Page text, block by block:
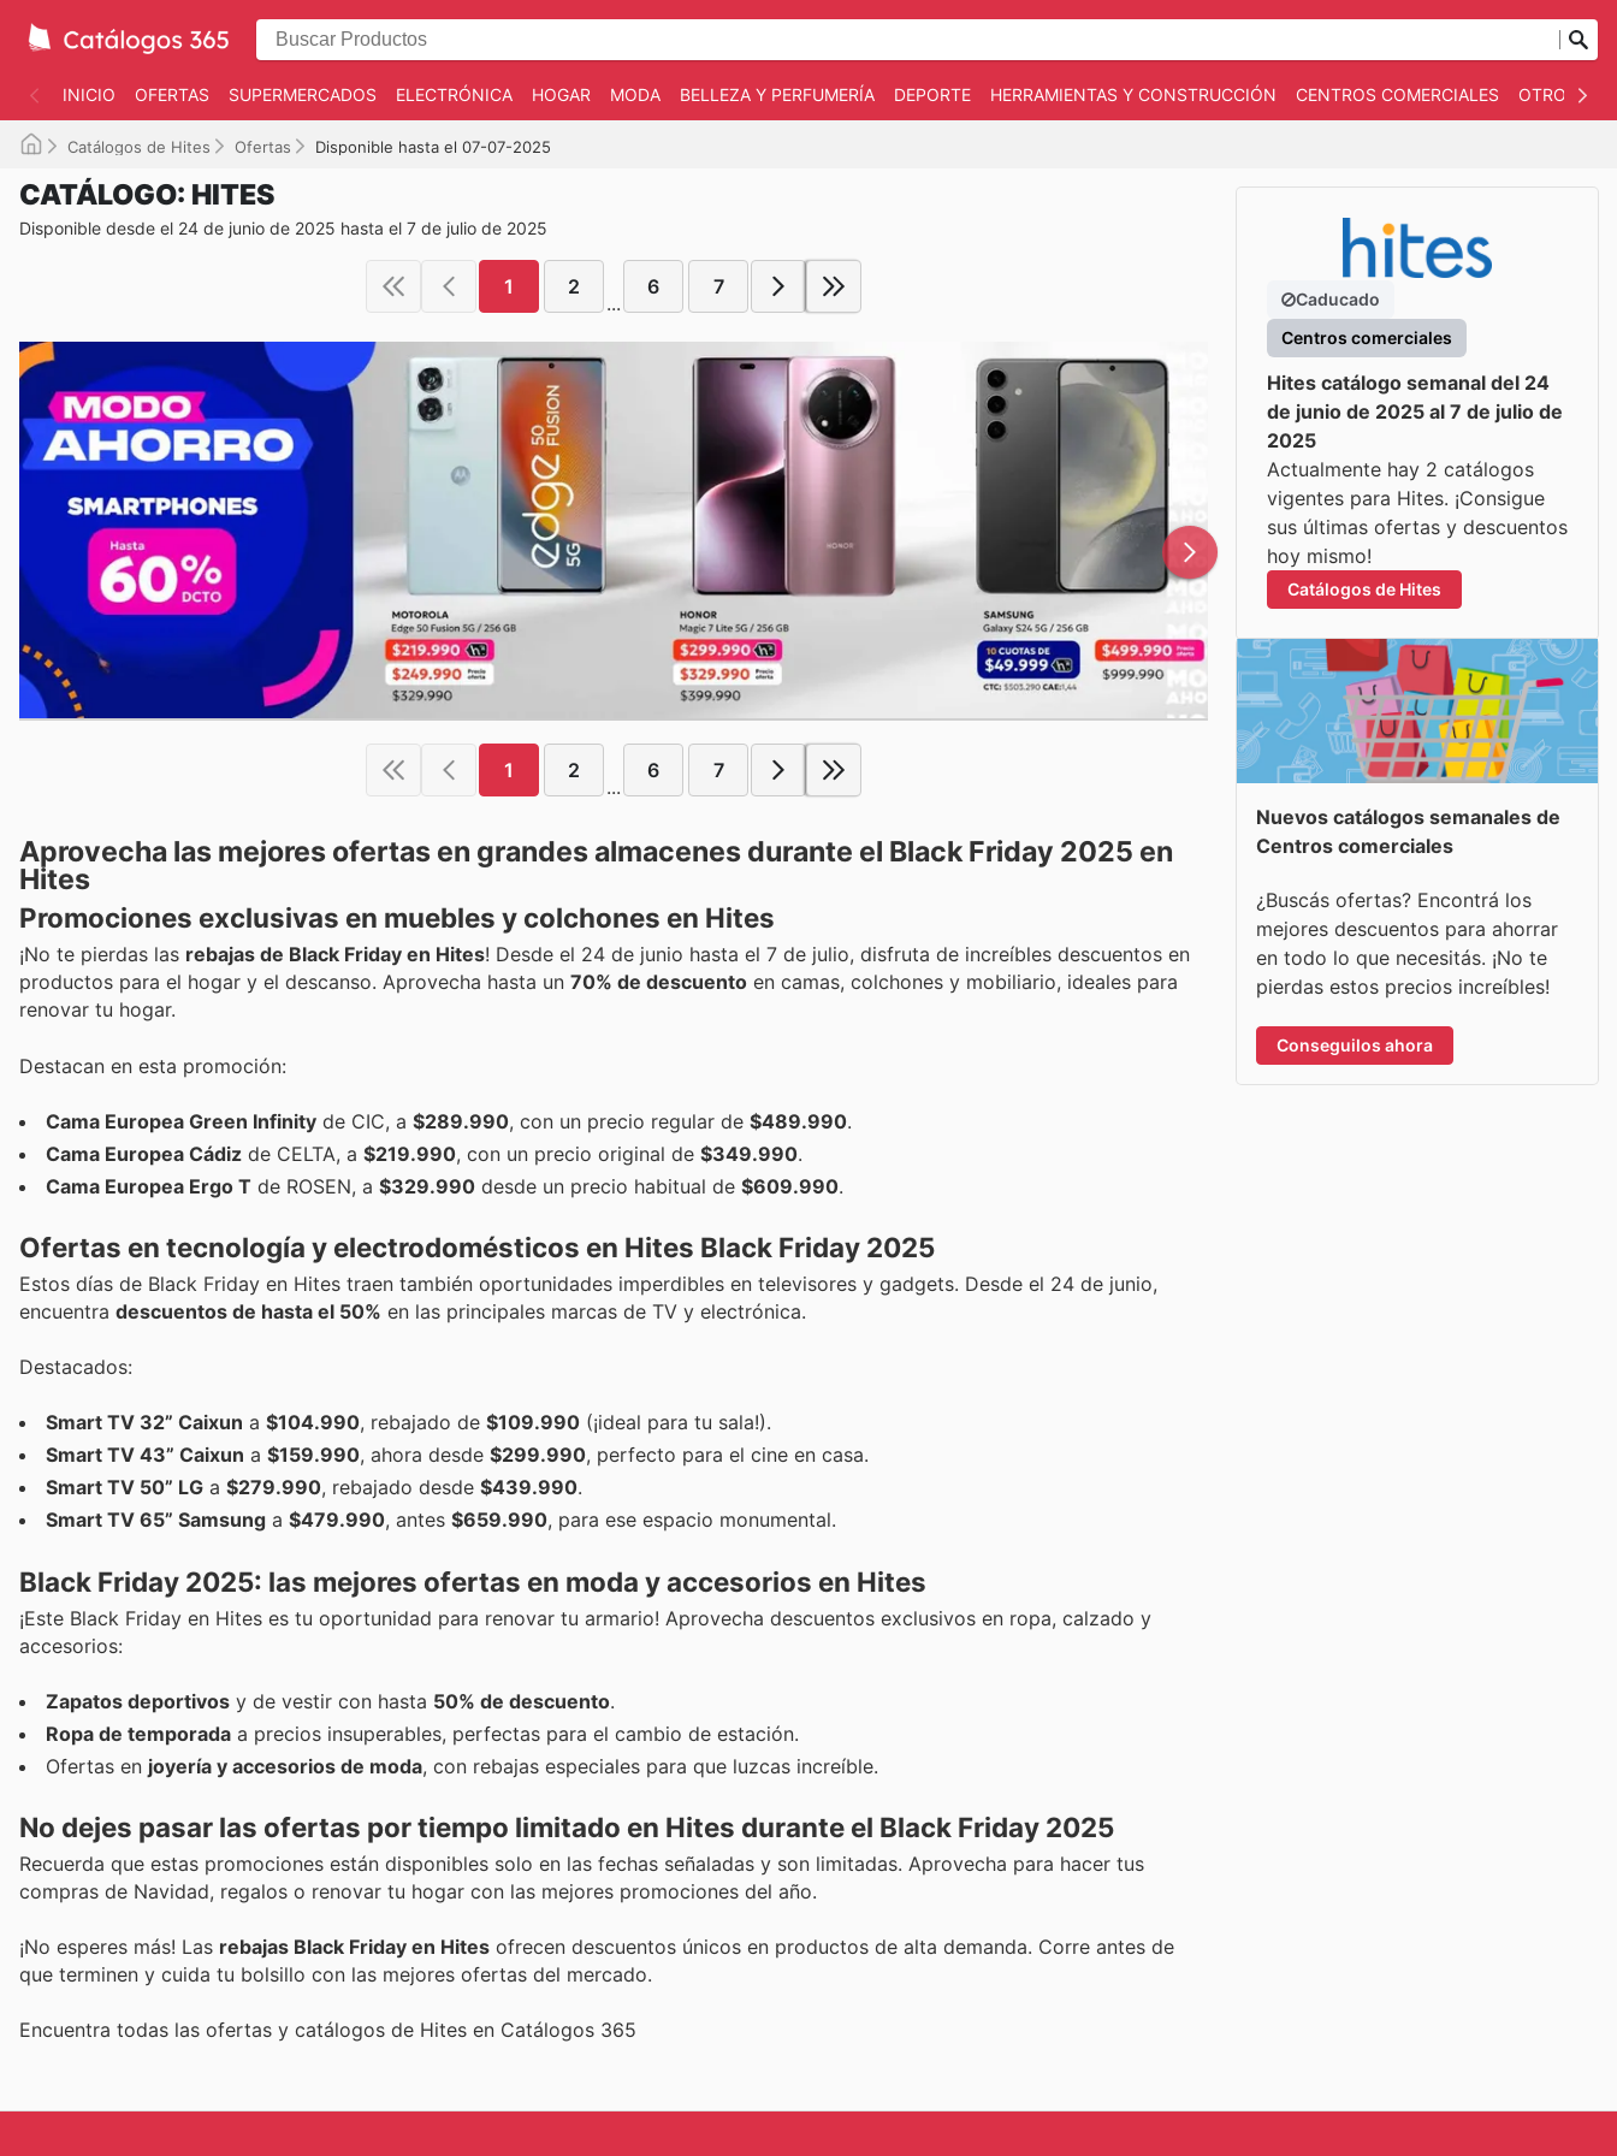
INICIO OFERTAS SUPERMERCADOS ELECTRÓNICA HOGAR MODA BELLEZA Y PERFUMERÍA DEPORTE HERRAMIENTAS Y CONSTRUCCIÓN CENTROS COMERCIALES OTROS
Catálogos de Hites Ofertas Disponible hasta el 07-07-2025
CATÁLOGO: HITES
Disponible desde el 24 de junio de 2025 hasta el 7 de julio de 2025
1 2
...
6 7
1 2
...
6 7
Aprovecha las mejores ofertas en grandes almacenes durante el Black Friday 2025 en
Hites
Promociones exclusivas en muebles y colchones en Hites
¡No te pierdas las rebajas de Black Friday en Hites! Desde el 24 de junio hasta el 7 de julio, disfruta de increíbles descuentos en
productos para el hogar y el descanso. Aprovecha hasta un 70% de descuento en camas, colchones y mobiliario, ideales para
renovar tu hogar.
Destacan en esta promoción:
Cama Europea Green Infinity de CIC, a $289.990, con un precio regular de $489.990.
Cama Europea Cádiz de CELTA, a $219.990, con un precio original de $349.990.
Cama Europea Ergo T de ROSEN, a $329.990 desde un precio habitual de $609.990.
Ofertas en tecnología y electrodomésticos en Hites Black Friday 2025
Estos días de Black Friday en Hites traen también oportunidades imperdibles en televisores y gadgets. Desde el 24 de junio,
encuentra descuentos de hasta el 50% en las principales marcas de TV y electrónica.
Destacados:
Smart TV 32” Caixun a $104.990, rebajado de $109.990 (¡ideal para tu sala!).
Smart TV 43” Caixun a $159.990, ahora desde $299.990, perfecto para el cine en casa.
Smart TV 50” LG a $279.990, rebajado desde $439.990.
Smart TV 65” Samsung a $479.990, antes $659.990, para ese espacio monumental.
Black Friday 2025: las mejores ofertas en moda y accesorios en Hites
¡Este Black Friday en Hites es tu oportunidad para renovar tu armario! Aprovecha descuentos exclusivos en ropa, calzado y
accesorios:
Zapatos deportivos y de vestir con hasta 50% de descuento.
Ropa de temporada a precios insuperables, perfectas para el cambio de estación.
Ofertas en joyería y accesorios de moda, con rebajas especiales para que luzcas increíble.
No dejes pasar las ofertas por tiempo limitado en Hites durante el Black Friday 2025
Recuerda que estas promociones están disponibles solo en las fechas señaladas y son limitadas. Aprovecha para hacer tus
compras de Navidad, regalos o renovar tu hogar con las mejores promociones del año.
¡No esperes más! Las rebajas Black Friday en Hites ofrecen descuentos únicos en productos de alta demanda. Corre antes de
que terminen y cuida tu bolsillo con las mejores ofertas del mercado.
Encuentra todas las ofertas y catálogos de Hites en Catálogos 365
Caducado
Centros comerciales
Hites catálogo semanal del 24
de junio de 2025 al 7 de julio de
2025
Actualmente hay 2 catálogos
vigentes para Hites. ¡Consigue
sus últimas ofertas y descuentos
hoy mismo!
Catálogos de Hites
Nuevos catálogos semanales de
Centros comerciales
¿Buscás ofertas? Encontrá los
mejores descuentos para ahorrar
en todo lo que necesitás. ¡No te
pierdas estos precios increíbles!
Conseguilos ahora